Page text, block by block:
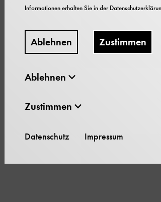
Die Kooperation des Deutschen
Kulissen der faszinierenden
auf der ganzen Welt. Ein
Jugendlichen, speziell auch von
Naturwissenschaft und Technik.
Informationen erhalten Sie in der
Ablehnen Zustimmen
Ablehnen
Zustimmen
Datenschutz Impressum